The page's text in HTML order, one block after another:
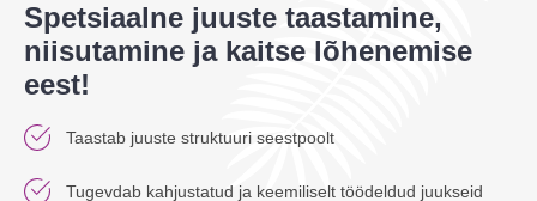
Spetsiaalne juuste taastamine,
niisutamine ja kaitse lõhenemise
eest!
Taastab juuste struktuuri seestpoolt
Tugevdab kahjustatud ja keemiliselt töödeldud juukseid